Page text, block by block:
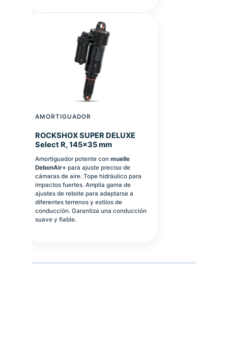
AMORTIGUADOR
ROCKSHOX SUPER DELUXE
Select R, 145x35 mm
Amortiguador potente conmuelle
DebonAir+ para ajuste preciso de
cámaras de aire. Tope hidráulico para
impactos fuertes. Amplia gama de
ajustes de rebote para adaptarse a
diferentes terrenos y estilos de
conducción. Garantiza una conducción
suave y fiable.